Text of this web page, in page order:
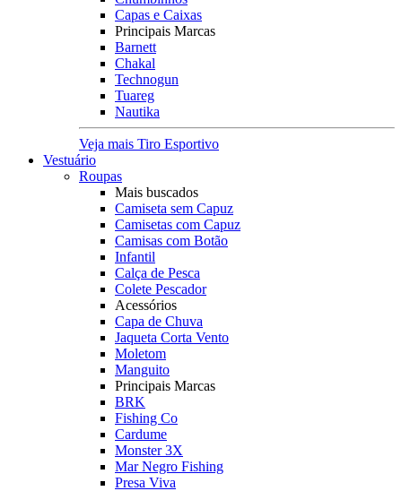
Capas e Caixas
Principais Marcas
Barnett
Chakal
Technogun
Tuareg
Nautika
Veja mais Tiro Esportivo
Vestuário
Roupas
Mais buscados
Camiseta sem Capuz
Camisetas com Capuz
Camisas com Botão
Infantil
Calça de Pesca
Colete Pescador
Acessórios
Capa de Chuva
Jaqueta Corta Vento
Moletom
Manguito
Principais Marcas
BRK
Fishing Co
Cardume
Monster 3X
Mar Negro Fishing
Presa Viva